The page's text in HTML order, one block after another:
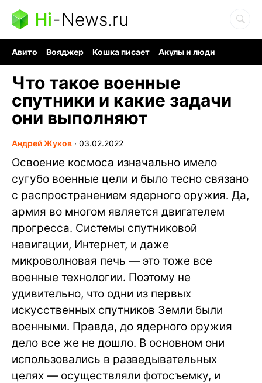
Hi-News.ru
Авито Вояджер Кошка писает
Акулы и люди
Что такое военные
спутники и какие задачи
они выполняют
Андрей Жуков ∙ 03.02.2022
Освоение космоса изначально имело
сугубо военные цели и было тесно связано
с распространением ядерного оружия. Да,
армия во многом является двигателем
прогресса. Системы спутниковой
навигации, Интернет, и даже
микроволновая печь — это тоже все
военные технологии. Поэтому не
удивительно, что одни из первых
искусственных спутников Земли были
военными. Правда, до ядерного оружия
дело все же не дошло. В основном они
использовались в разведывательных
целях — осуществляли фотосъемку, и